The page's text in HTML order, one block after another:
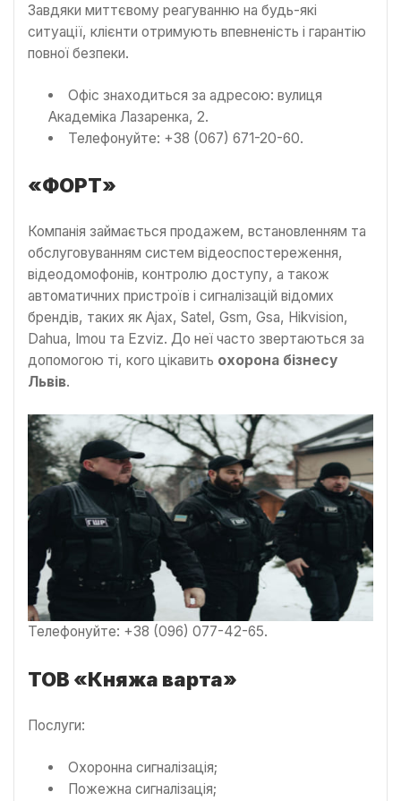
Завдяки миттєвому реагуванню на будь-які
ситуації, клієнти отримують впевненість і гарантію
повної безпеки.
Офіс знаходиться за адресою: вулиця
Академіка Лазаренка, 2.
Телефонуйте: +38 (067) 671-20-60.
«ФОРТ»
Компанія займається продажем, встановленням та
обслуговуванням систем відеоспостереження,
відеодомофонів, контролю доступу, а також
автоматичних пристроїв і сигналізацій відомих
брендів, таких як Ajax, Satel, Gsm, Gsa, Hikvision,
Dahua, Imou та Ezviz. До неї часто звертаються за
допомогою ті, кого цікавить охорона бізнесу
Львів.
Телефонуйте: +38 (096) 077-42-65.
ТОВ «Княжа варта»
Послуги:
Охоронна сигналізація;
Пожежна сигналізація;